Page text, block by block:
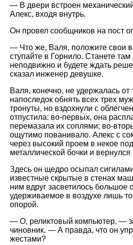
— В двери встроен
Алекс, входя внутрь.
Он провел сообщников на пост
— Что же, Валя, положите свои
ступайте в Горнило. Станете там
неподвижно и будете ждать
сказал инженер девушке.
Валя, конечно, не удержалась от
напоследок обнять всех трех
тронуты, но вздохнули с
отпустила: во-первых, она
перемазала их соплями; во-
ощутимо пованивало. Алекс с
через высокий проем в некое
металлической бочки и вернулся
Здесь он щедро осыпал
известные скрытые в стенах
ним вдруг засветилось большое
удерживаемое в воздухе лишь
опорой.
— О, реликтовый компьютер, —
чиновник. — А правда, что он
жестами?